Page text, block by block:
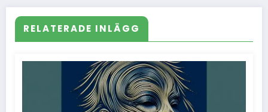
RELATERADE INLÄGG